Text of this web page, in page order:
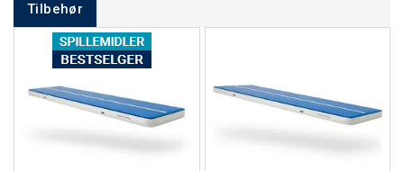
Tilbehør